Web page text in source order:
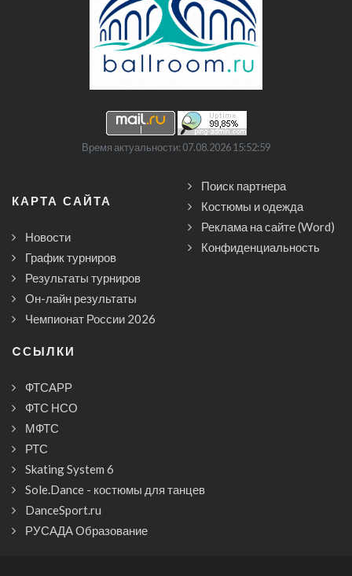
Время актуальности: 07.08.2026 15:52:59
КАРТА САЙТА
Новости
График турниров
Результаты турниров
Он-лайн результаты
Чемпионат России 2026
Поиск партнера
Костюмы и одежда
Реклама на сайте (Word)
Конфиденциальность
CСЫЛКИ
ФТСАРР
ФТС НСО
МФТС
РТС
Skating System 6
Sole.Dance - костюмы для танцев
DanceSport.ru
РУСАДА Образование